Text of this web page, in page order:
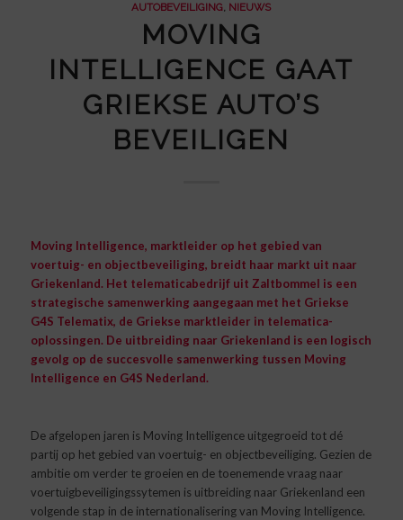
AUTOBEVEILIGING, NIEUWS
MOVING
INTELLIGENCE GAAT
GRIEKSE AUTO’S
BEVEILIGEN
Moving Intelligence, marktleider op het gebied van
voertuig- en objectbeveiliging, breidt haar markt uit naar
Griekenland. Het telematicabedrijf uit Zaltbommel is een
strategische samenwerking aangegaan met het Griekse
G4S Telematix, de Griekse marktleider in telematica-
oplossingen. De uitbreiding naar Griekenland is een logisch
gevolg op de succesvolle samenwerking tussen Moving
Intelligence en G4S Nederland.
De afgelopen jaren is Moving Intelligence uitgegroeid tot dé
partij op het gebied van voertuig- en objectbeveiliging. Gezien de
ambitie om verder te groeien en de toenemende vraag naar
voertuigbeveiligingssytemen is uitbreiding naar Griekenland een
volgende stap in de internationalisering van Moving Intelligence.